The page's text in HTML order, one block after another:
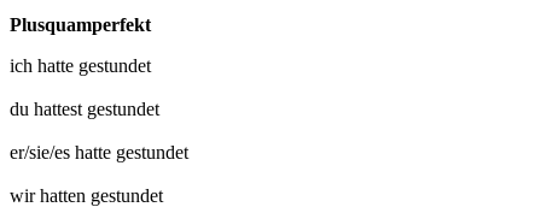
Plusquamperfekt
ich hatte gestundet
du hattest gestundet
er/sie/es hatte gestundet
wir hatten gestundet